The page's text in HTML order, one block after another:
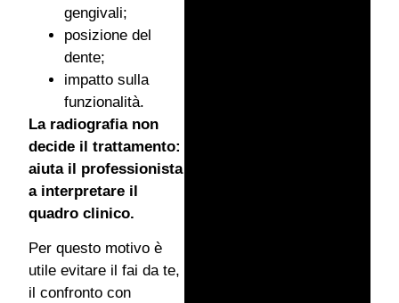
gengivali;
posizione del
dente;
impatto sulla
funzionalità.
La radiografia non
decide il trattamento:
aiuta il professionista
a interpretare il
quadro clinico.
Per questo motivo è
utile evitare il fai da te,
il confronto con